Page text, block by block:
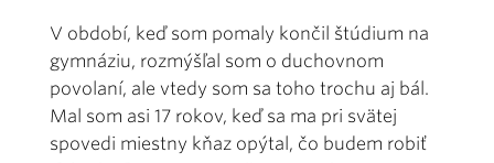
V období, keď som pomaly končil štúdium na
gymnáziu, rozmýšľal som o duchovnom
povolaní, ale vtedy som sa toho trochu aj bál.
Mal som asi 17 rokov, keď sa ma pri svätej
spovedi miestny kňaz opýtal, čo budem robiť